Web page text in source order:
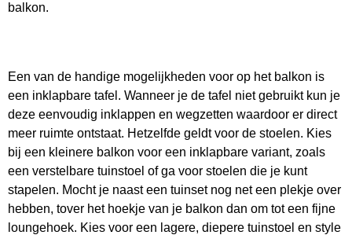
balkon.
Een van de handige mogelijkheden voor op het balkon is
een inklapbare tafel. Wanneer je de tafel niet gebruikt kun je
deze eenvoudig inklappen en wegzetten waardoor er direct
meer ruimte ontstaat. Hetzelfde geldt voor de stoelen. Kies
bij een kleinere balkon voor een inklapbare variant, zoals
een verstelbare tuinstoel of ga voor stoelen die je kunt
stapelen. Mocht je naast een tuinset nog net een plekje over
hebben, tover het hoekje van je balkon dan om tot een fijne
loungehoek. Kies voor een lagere, diepere tuinstoel en style